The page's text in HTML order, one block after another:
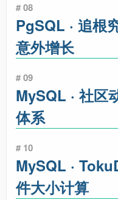
# 08
PgSQL · 追根
意外增长
# 09
MySQL · 社区
体系
# 10
MySQL ·
件大小计算